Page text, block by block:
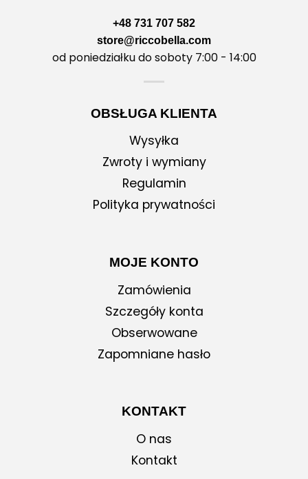
+48 731 707 582
store@riccobella.com
od poniedziałku do soboty 7:00 - 14:00
OBSŁUGA KLIENTA
Wysyłka
Zwroty i wymiany
Regulamin
Polityka prywatności
MOJE KONTO
Zamówienia
Szczegóły konta
Obserwowane
Zapomniane hasło
KONTAKT
O nas
Kontakt